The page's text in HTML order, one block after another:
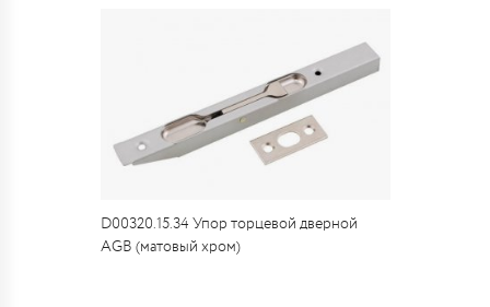
D00320.15.34 Упор торцевой дверной
AGB (матовый хром)